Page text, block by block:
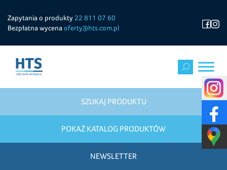
Zapytania o produkty 22 811 07 60
Bezpłatna wycena oferty@hts.com.pl
SZUKAJ PRODUKTU
POKAŻ KATALOG PRODUKTÓW
NEWSLETTER